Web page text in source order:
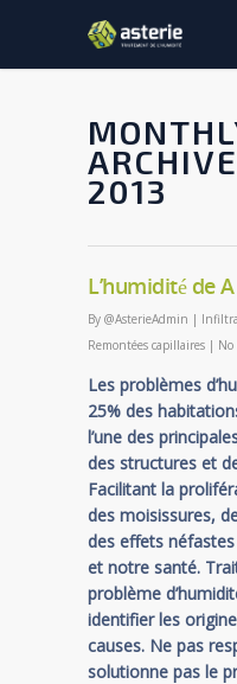
2013
L’humidité de A
By @AsterieAdmin |
Remontées capillaires |
Les problèmes
25% des
l’une des
des structures et
Facilitant la
des moisissures,
des effets
et notre santé.
problème
identifier les
causes. Ne pas
solutionne pas le